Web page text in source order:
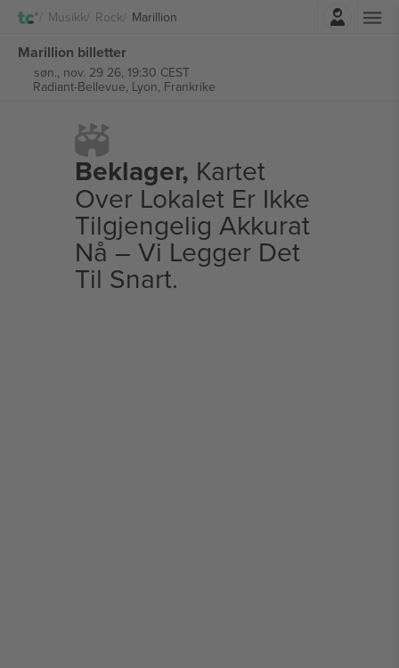
Musikk Rock Marillion
Marillion billetter
søn., nov. 29 26, 19:30 CEST
Radiant-Bellevue, Lyon, Frankrike
Beklager, Kartet
Over Lokalet Er Ikke
Tilgjengelig Akkurat
Nå – Vi Legger Det
Til Snart.